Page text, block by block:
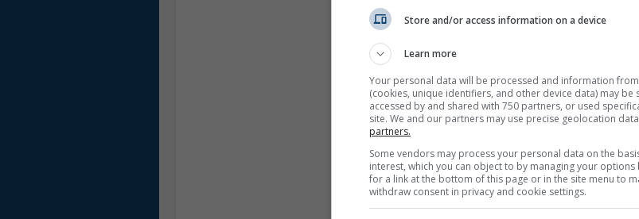
Store and/or access information on a device
Learn more
Your personal data will be processed and information
(cookies, unique identifiers, and other device data) may be
accessed by and shared with 750 partners, or used
site. We and our partners may use precise geolocation
partners.
Some vendors may process your personal data on the
interest, which you can object to by managing your options
for a link at the bottom of this page or in the site menu to
withdraw consent in privacy and cookie settings.